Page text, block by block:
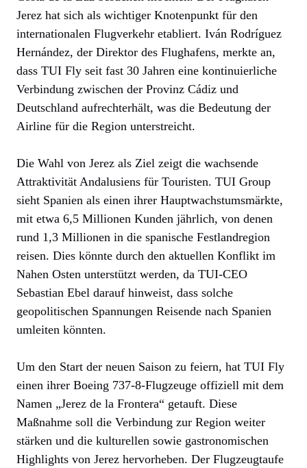
Jerez hat sich als wichtiger Knotenpunkt für den
internationalen Flugverkehr etabliert. Iván Rodríguez
Hernández, der Direktor des Flughafens, merkte an,
dass TUI Fly seit fast 30 Jahren eine kontinuierliche
Verbindung zwischen der Provinz Cádiz und
Deutschland aufrechterhält, was die Bedeutung der
Airline für die Region unterstreicht.
Die Wahl von Jerez als Ziel zeigt die wachsende
Attraktivität Andalusiens für Touristen. TUI Group
sieht Spanien als einen ihrer Hauptwachstumsmärkte,
mit etwa 6,5 Millionen Kunden jährlich, von denen
rund 1,3 Millionen in die spanische Festlandregion
reisen. Dies könnte durch den aktuellen Konflikt im
Nahen Osten unterstützt werden, da TUI-CEO
Sebastian Ebel darauf hinweist, dass solche
geopolitischen Spannungen Reisende nach Spanien
umleiten könnten.
Um den Start der neuen Saison zu feiern, hat TUI Fly
einen ihrer Boeing 737-8-Flugzeuge offiziell mit dem
Namen „Jerez de la Frontera“ getauft. Diese
Maßnahme soll die Verbindung zur Region weiter
stärken und die kulturellen sowie gastronomischen
Highlights von Jerez hervorheben. Der Flugzeugtaufe